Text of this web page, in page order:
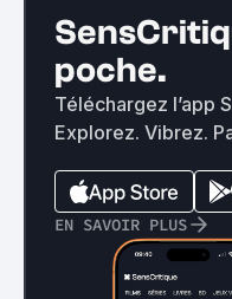
poche.
Téléchargez l’app
Explorez. Vibrez.
EN SAVOIR PLUS